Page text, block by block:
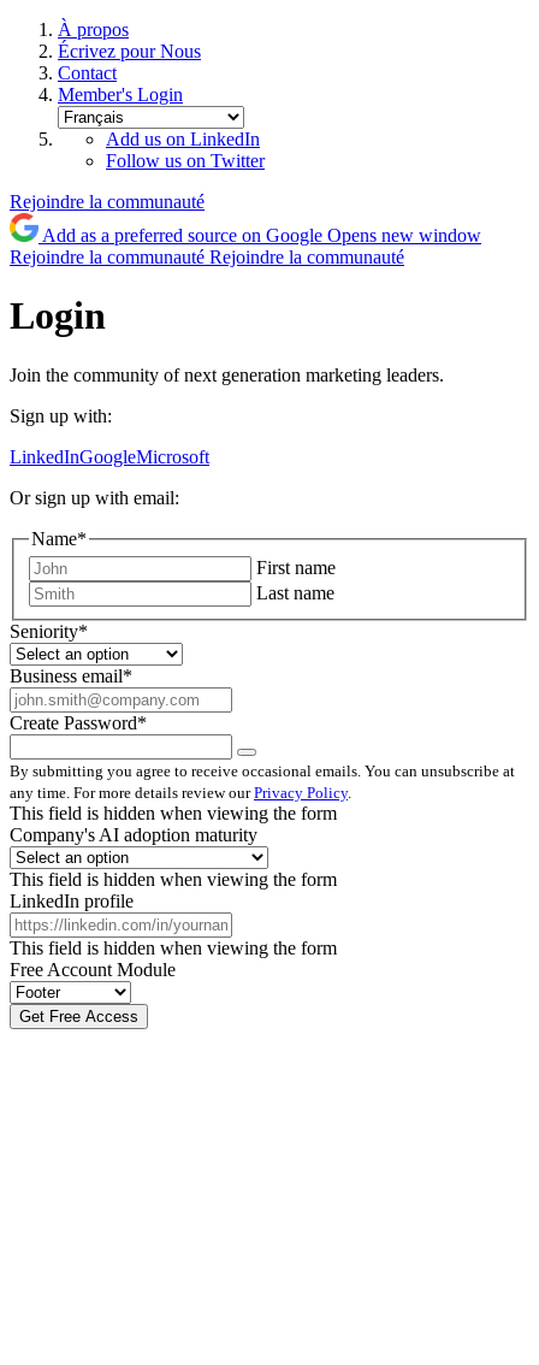
À propos
Écrivez pour Nous
Contact
Member's Login
Add us on LinkedIn
Follow us on Twitter
Rejoindre la communauté
Add as a preferred source on Google Opens new window
Rejoindre la communauté Rejoindre la communauté
Login
Join the community of next generation marketing leaders.
Sign up with:
LinkedInGoogleMicrosoft
Or sign up with email:
Name*
First name
Last name
Seniority*
Business email*
Create Password*
By submitting you agree to receive occasional emails. You can unsubscribe at
any time. For more details review ourPrivacy Policy.
This field is hidden when viewing the form
Company's AI adoption maturity
This field is hidden when viewing the form
LinkedIn profile
This field is hidden when viewing the form
Free Account Module